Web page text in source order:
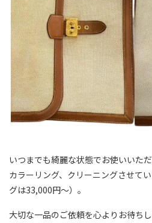
いつまでも綺麗な状態でお使いいた
カラーリング、クリーニングさせて
グは33,000円～）。
大切な一品のご依頼を心よりお待ちし